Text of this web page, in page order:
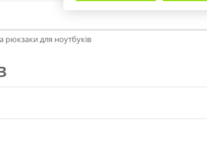
рюкзаки для ноутбуків